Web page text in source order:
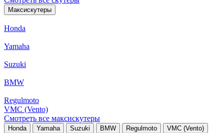
Максискутеры
Honda
Yamaha
Suzuki
BMW
Regulmoto
VMC (Vento)
Смотреть все максискутеры
Honda Yamaha Suzuki BMW Regulmoto VMC (Vento)